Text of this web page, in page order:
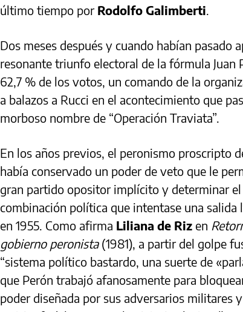
último tiempo por Rodolfo Galimberti.
Dos meses después y cuando habían pasado
resonante triunfo electoral de la fórmula Juan
62,7 % de los votos, un comando de la
a balazos a Rucci en el acontecimiento que
morboso nombre de “Operación Traviata”.
En los años previos, el peronismo proscripto
había conservado un poder de veto que le
gran partido opositor implícito y determinar
combinación política que intentase una salida
en 1955. Como afirma Liliana de Riz en
gobierno peronista (1981), a partir del golpe
“sistema político bastardo, una suerte de
que Perón trabajó afanosamente para
poder diseñada por sus adversarios militares